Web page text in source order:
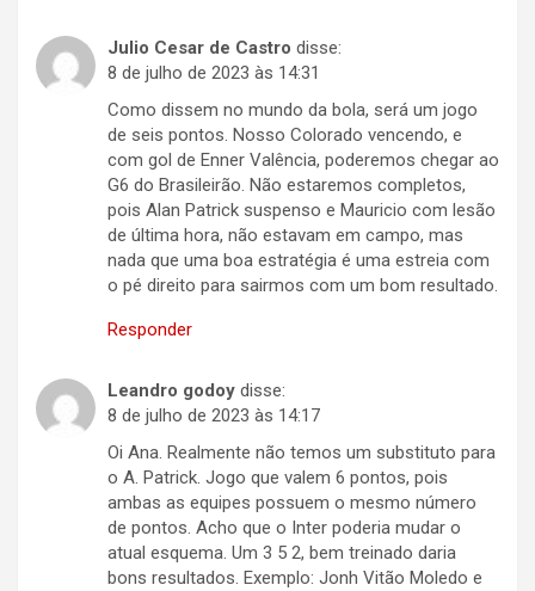
Julio Cesar de Castro disse:
8 de julho de 2023 às 14:31
Como dissem no mundo da bola, será um jogo
de seis pontos. Nosso Colorado vencendo, e
com gol de Enner Valência, poderemos chegar ao
G6 do Brasileirão. Não estaremos completos,
pois Alan Patrick suspenso e Mauricio com lesão
de última hora, não estavam em campo, mas
nada que uma boa estratégia é uma estreia com
o pé direito para sairmos com um bom resultado.
Responder
Leandro godoy disse:
8 de julho de 2023 às 14:17
Oi Ana. Realmente não temos um substituto para
o A. Patrick. Jogo que valem 6 pontos, pois
ambas as equipes possuem o mesmo número
de pontos. Acho que o Inter poderia mudar o
atual esquema. Um 3 5 2, bem treinado daria
bons resultados. Exemplo: Jonh Vitão Moledo e